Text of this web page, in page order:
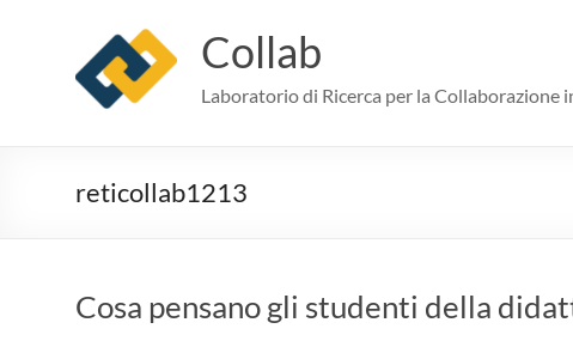
Collab
Laboratorio di Ricerca per la Collaborazione
reticollab1213
Cosa pensano gli studenti della